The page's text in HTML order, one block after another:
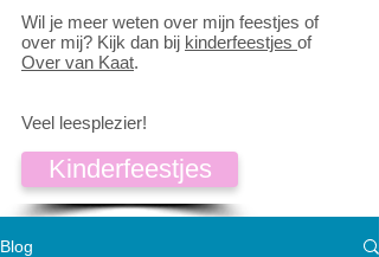
Wil je meer weten over mijn feestjes of
over mij? Kijk dan bij kinderfeestjes of
Over van Kaat.
Veel leesplezier!
Kinderfeestjes
Blog